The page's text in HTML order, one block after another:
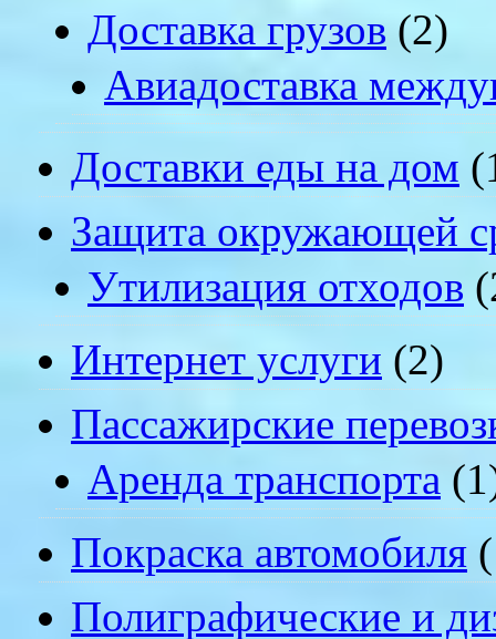
Доставка грузов (2)
Авиадоставка
Доставки еды на дом
Защита окружающей
Утилизация отходов
Интернет услуги (2)
Пассажирские
Аренда транспорта
Покраска автомобиля
Полиграфические и